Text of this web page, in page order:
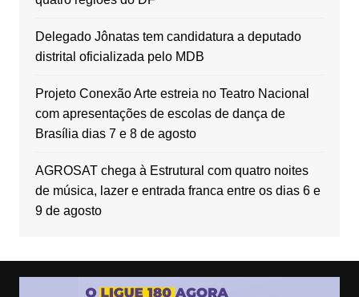
Delegado Jônatas tem candidatura a deputado
distrital oficializada pelo MDB
Projeto Conexão Arte estreia no Teatro Nacional
com apresentações de escolas de dança de
Brasília dias 7 e 8 de agosto
AGROSAT chega à Estrutural com quatro noites
de música, lazer e entrada franca entre os dias 6 e
9 de agosto